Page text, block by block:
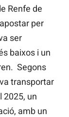
Renfe de
per
ser
baixos i un
Segons
transportar
2025, un
amb un